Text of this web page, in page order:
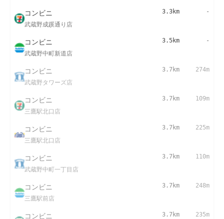
コンビニ
武蔵野成蹊通り店
3.3km -
コンビニ
武蔵野中町新道店
3.5km -
コンビニ
武蔵野タワーズ店
3.7km 274m
コンビニ
三鷹駅北口店
3.7km 109m
コンビニ
三鷹駅北口店
3.7km 225m
コンビニ
武蔵野中町一丁目店
3.7km 110m
コンビニ
三鷹駅前店
3.7km 248m
コンビニ 3.7km 235m